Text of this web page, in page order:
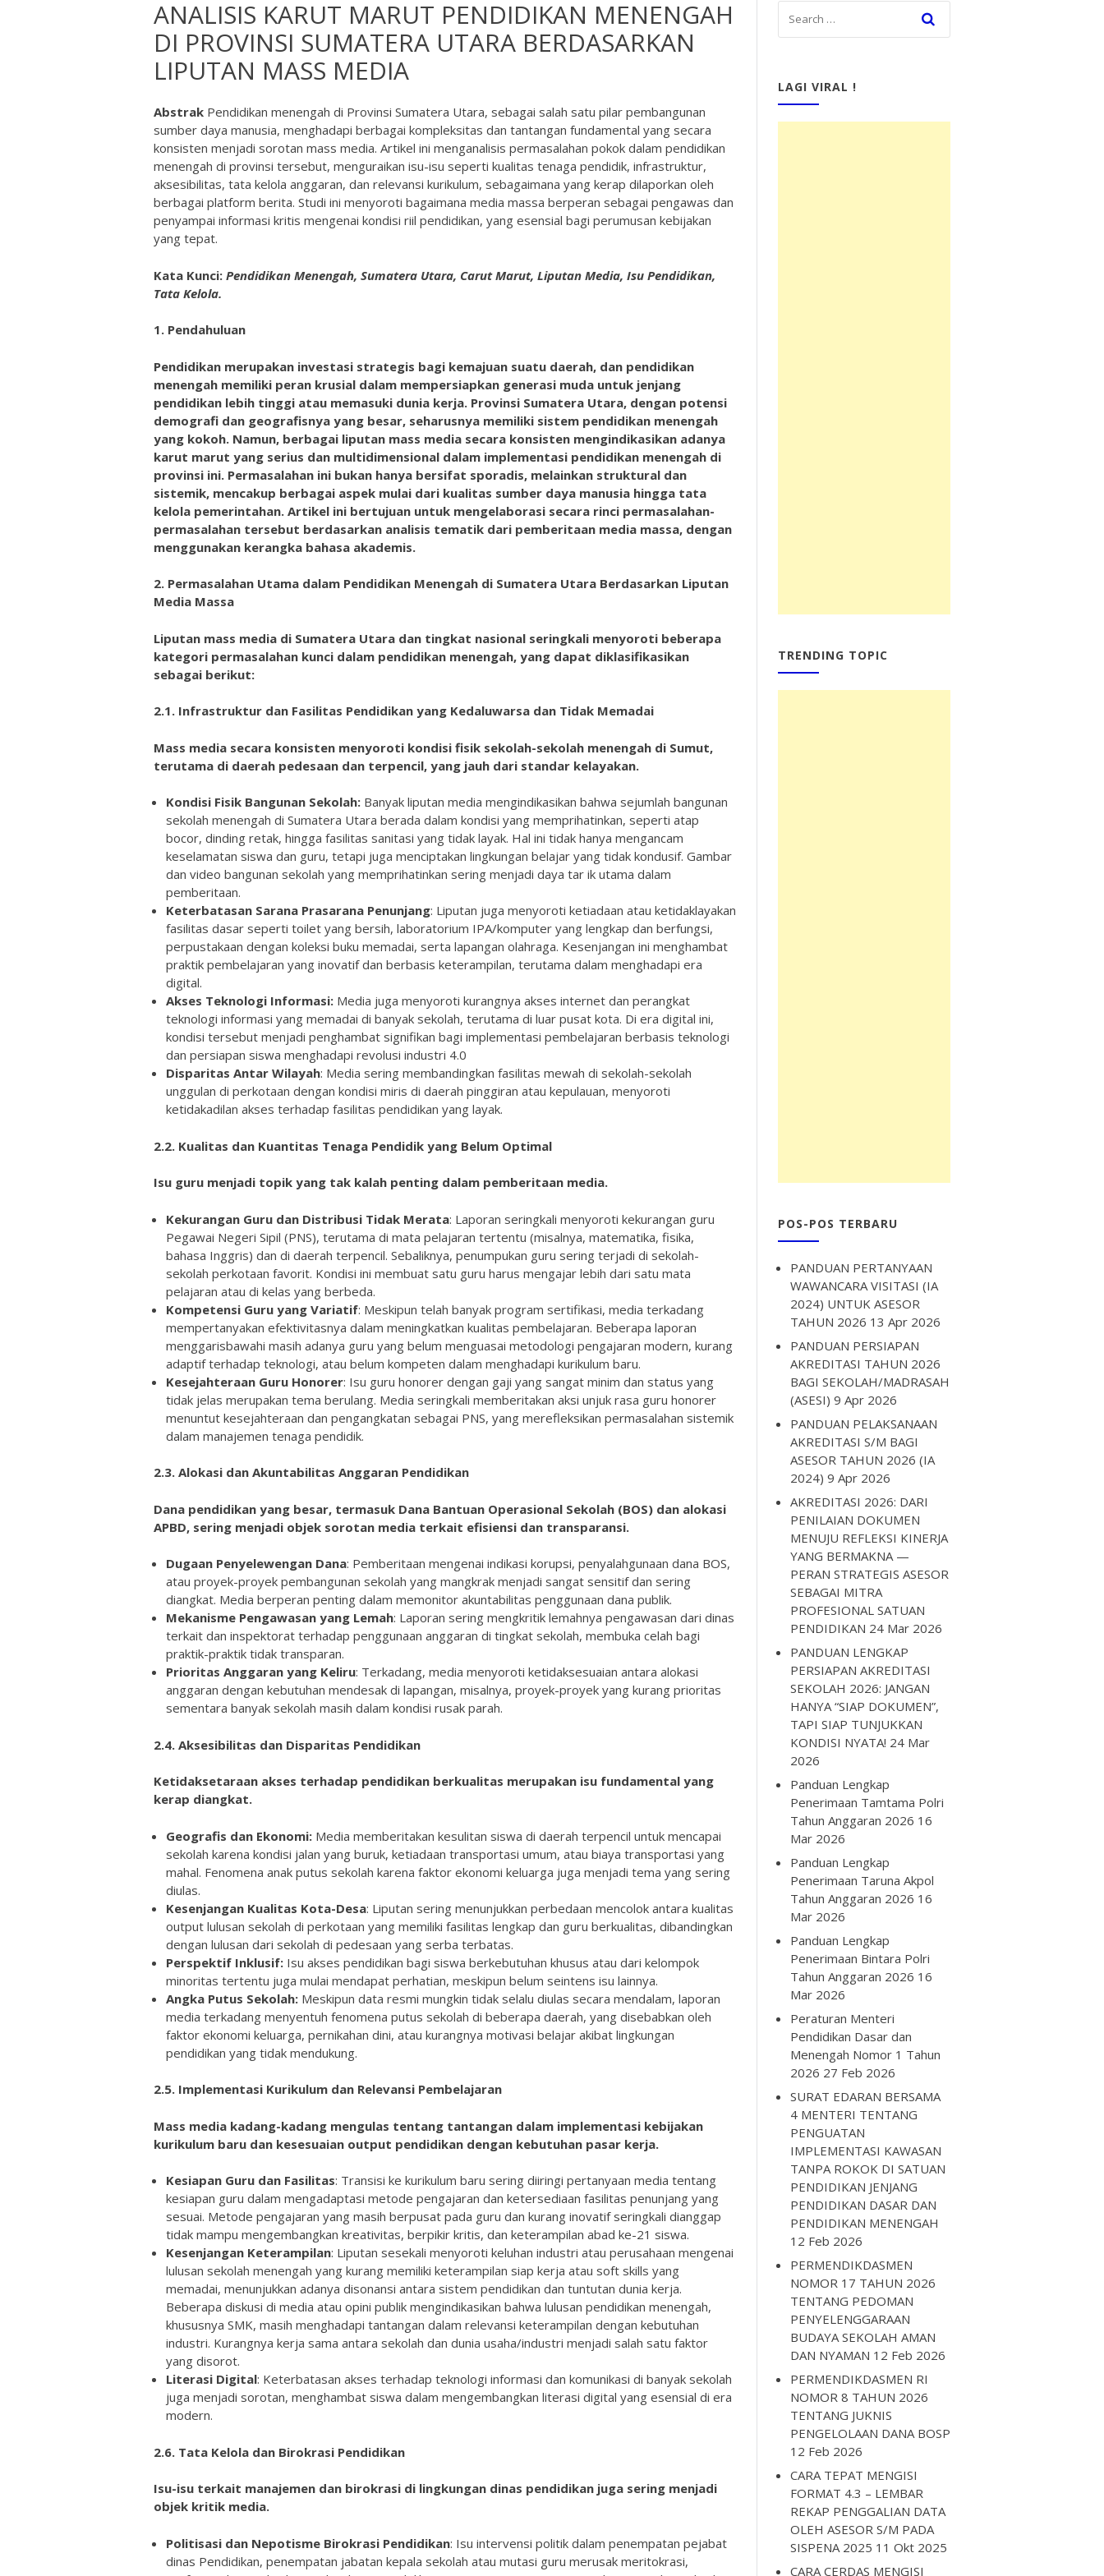
ANALISIS KARUT MARUT PENDIDIKAN MENENGAH
DI PROVINSI SUMATERA UTARA BERDASARKAN
LIPUTAN MASS MEDIA
Abstrak Pendidikan menengah di Provinsi Sumatera Utara, sebagai salah satu pilar pembangunan
sumber daya manusia, menghadapi berbagai kompleksitas dan tantangan fundamental yang secara
konsisten menjadi sorotan mass media. Artikel ini menganalisis permasalahan pokok dalam pendidikan
menengah di provinsi tersebut, menguraikan isu-isu seperti kualitas tenaga pendidik, infrastruktur,
aksesibilitas, tata kelola anggaran, dan relevansi kurikulum, sebagaimana yang kerap dilaporkan oleh
berbagai platform berita. Studi ini menyoroti bagaimana media massa berperan sebagai pengawas dan
penyampai informasi kritis mengenai kondisi riil pendidikan, yang esensial bagi perumusan kebijakan
yang tepat.
Kata Kunci: Pendidikan Menengah, Sumatera Utara, Carut Marut, Liputan Media, Isu Pendidikan,
Tata Kelola.
1. Pendahuluan
Pendidikan merupakan investasi strategis bagi kemajuan suatu daerah, dan pendidikan
menengah memiliki peran krusial dalam mempersiapkan generasi muda untuk jenjang
pendidikan lebih tinggi atau memasuki dunia kerja. Provinsi Sumatera Utara, dengan potensi
demografi dan geografisnya yang besar, seharusnya memiliki sistem pendidikan menengah
yang kokoh. Namun, berbagai liputan mass media secara konsisten mengindikasikan adanya
karut marut yang serius dan multidimensional dalam implementasi pendidikan menengah di
provinsi ini. Permasalahan ini bukan hanya bersifat sporadis, melainkan struktural dan
sistemik, mencakup berbagai aspek mulai dari kualitas sumber daya manusia hingga tata
kelola pemerintahan. Artikel ini bertujuan untuk mengelaborasi secara rinci permasalahan-
permasalahan tersebut berdasarkan analisis tematik dari pemberitaan media massa, dengan
menggunakan kerangka bahasa akademis.
2. Permasalahan Utama dalam Pendidikan Menengah di Sumatera Utara Berdasarkan Liputan
Media Massa
Liputan mass media di Sumatera Utara dan tingkat nasional seringkali menyoroti beberapa
kategori permasalahan kunci dalam pendidikan menengah, yang dapat diklasifikasikan
sebagai berikut:
2.1. Infrastruktur dan Fasilitas Pendidikan yang Kedaluwarsa dan Tidak Memadai
Mass media secara konsisten menyoroti kondisi fisik sekolah-sekolah menengah di Sumut,
terutama di daerah pedesaan dan terpencil, yang jauh dari standar kelayakan.
Kondisi Fisik Bangunan Sekolah: Banyak liputan media mengindikasikan bahwa sejumlah bangunan
sekolah menengah di Sumatera Utara berada dalam kondisi yang memprihatinkan, seperti atap
bocor, dinding retak, hingga fasilitas sanitasi yang tidak layak. Hal ini tidak hanya mengancam
keselamatan siswa dan guru, tetapi juga menciptakan lingkungan belajar yang tidak kondusif. Gambar
dan video bangunan sekolah yang memprihatinkan sering menjadi daya tar ik utama dalam
pemberitaan.
Keterbatasan Sarana Prasarana Penunjang: Liputan juga menyoroti ketiadaan atau ketidaklayakan
fasilitas dasar seperti toilet yang bersih, laboratorium IPA/komputer yang lengkap dan berfungsi,
perpustakaan dengan koleksi buku memadai, serta lapangan olahraga. Kesenjangan ini menghambat
praktik pembelajaran yang inovatif dan berbasis keterampilan, terutama dalam menghadapi era
digital.
Akses Teknologi Informasi: Media juga menyoroti kurangnya akses internet dan perangkat
teknologi informasi yang memadai di banyak sekolah, terutama di luar pusat kota. Di era digital ini,
kondisi tersebut menjadi penghambat signifikan bagi implementasi pembelajaran berbasis teknologi
dan persiapan siswa menghadapi revolusi industri 4.0
Disparitas Antar Wilayah: Media sering membandingkan fasilitas mewah di sekolah-sekolah
unggulan di perkotaan dengan kondisi miris di daerah pinggiran atau kepulauan, menyoroti
ketidakadilan akses terhadap fasilitas pendidikan yang layak.
2.2. Kualitas dan Kuantitas Tenaga Pendidik yang Belum Optimal
Isu guru menjadi topik yang tak kalah penting dalam pemberitaan media.
Kekurangan Guru dan Distribusi Tidak Merata: Laporan seringkali menyoroti kekurangan guru
Pegawai Negeri Sipil (PNS), terutama di mata pelajaran tertentu (misalnya, matematika, fisika,
bahasa Inggris) dan di daerah terpencil. Sebaliknya, penumpukan guru sering terjadi di sekolah-
sekolah perkotaan favorit. Kondisi ini membuat satu guru harus mengajar lebih dari satu mata
pelajaran atau di kelas yang berbeda.
Kompetensi Guru yang Variatif: Meskipun telah banyak program sertifikasi, media terkadang
mempertanyakan efektivitasnya dalam meningkatkan kualitas pembelajaran. Beberapa laporan
menggarisbawahi masih adanya guru yang belum menguasai metodologi pengajaran modern, kurang
adaptif terhadap teknologi, atau belum kompeten dalam menghadapi kurikulum baru.
Kesejahteraan Guru Honorer: Isu guru honorer dengan gaji yang sangat minim dan status yang
tidak jelas merupakan tema berulang. Media seringkali memberitakan aksi unjuk rasa guru honorer
menuntut kesejahteraan dan pengangkatan sebagai PNS, yang merefleksikan permasalahan sistemik
dalam manajemen tenaga pendidik.
2.3. Alokasi dan Akuntabilitas Anggaran Pendidikan
Dana pendidikan yang besar, termasuk Dana Bantuan Operasional Sekolah (BOS) dan alokasi
APBD, sering menjadi objek sorotan media terkait efisiensi dan transparansi.
Dugaan Penyelewengan Dana: Pemberitaan mengenai indikasi korupsi, penyalahgunaan dana BOS,
atau proyek-proyek pembangunan sekolah yang mangkrak menjadi sangat sensitif dan sering
diangkat. Media berperan penting dalam memonitor akuntabilitas penggunaan dana publik.
Mekanisme Pengawasan yang Lemah: Laporan sering mengkritik lemahnya pengawasan dari dinas
terkait dan inspektorat terhadap penggunaan anggaran di tingkat sekolah, membuka celah bagi
praktik-praktik tidak transparan.
Prioritas Anggaran yang Keliru: Terkadang, media menyoroti ketidaksesuaian antara alokasi
anggaran dengan kebutuhan mendesak di lapangan, misalnya, proyek-proyek yang kurang prioritas
sementara banyak sekolah masih dalam kondisi rusak parah.
2.4. Aksesibilitas dan Disparitas Pendidikan
Ketidaksetaraan akses terhadap pendidikan berkualitas merupakan isu fundamental yang
kerap diangkat.
Geografis dan Ekonomi: Media memberitakan kesulitan siswa di daerah terpencil untuk mencapai
sekolah karena kondisi jalan yang buruk, ketiadaan transportasi umum, atau biaya transportasi yang
mahal. Fenomena anak putus sekolah karena faktor ekonomi keluarga juga menjadi tema yang sering
diulas.
Kesenjangan Kualitas Kota-Desa: Liputan sering menunjukkan perbedaan mencolok antara kualitas
output lulusan sekolah di perkotaan yang memiliki fasilitas lengkap dan guru berkualitas, dibandingkan
dengan lulusan dari sekolah di pedesaan yang serba terbatas.
Perspektif Inklusif: Isu akses pendidikan bagi siswa berkebutuhan khusus atau dari kelompok
minoritas tertentu juga mulai mendapat perhatian, meskipun belum seintens isu lainnya.
Angka Putus Sekolah: Meskipun data resmi mungkin tidak selalu diulas secara mendalam, laporan
media terkadang menyentuh fenomena putus sekolah di beberapa daerah, yang disebabkan oleh
faktor ekonomi keluarga, pernikahan dini, atau kurangnya motivasi belajar akibat lingkungan
pendidikan yang tidak mendukung.
2.5. Implementasi Kurikulum dan Relevansi Pembelajaran
Mass media kadang-kadang mengulas tentang tantangan dalam implementasi kebijakan
kurikulum baru dan kesesuaian output pendidikan dengan kebutuhan pasar kerja.
Kesiapan Guru dan Fasilitas: Transisi ke kurikulum baru sering diiringi pertanyaan media tentang
kesiapan guru dalam mengadaptasi metode pengajaran dan ketersediaan fasilitas penunjang yang
sesuai. Metode pengajaran yang masih berpusat pada guru dan kurang inovatif seringkali dianggap
tidak mampu mengembangkan kreativitas, berpikir kritis, dan keterampilan abad ke-21 siswa.
Kesenjangan Keterampilan: Liputan sesekali menyoroti keluhan industri atau perusahaan mengenai
lulusan sekolah menengah yang kurang memiliki keterampilan siap kerja atau soft skills yang
memadai, menunjukkan adanya disonansi antara sistem pendidikan dan tuntutan dunia kerja.
Beberapa diskusi di media atau opini publik mengindikasikan bahwa lulusan pendidikan menengah,
khususnya SMK, masih menghadapi tantangan dalam relevansi keterampilan dengan kebutuhan
industri. Kurangnya kerja sama antara sekolah dan dunia usaha/industri menjadi salah satu faktor
yang disorot.
Literasi Digital: Keterbatasan akses terhadap teknologi informasi dan komunikasi di banyak sekolah
juga menjadi sorotan, menghambat siswa dalam mengembangkan literasi digital yang esensial di era
modern.
2.6. Tata Kelola dan Birokrasi Pendidikan
Isu-isu terkait manajemen dan birokrasi di lingkungan dinas pendidikan juga sering menjadi
objek kritik media.
Politisasi dan Nepotisme Birokrasi Pendidikan: Isu intervensi politik dalam penempatan pejabat
dinas Pendidikan, penempatan jabatan kepala sekolah atau mutasi guru merusak meritokrasi,
LAGI VIRAL !
TRENDING TOPIC
POS-POS TERBARU
PANDUAN PERTANYAAN
WAWANCARA VISITASI (IA
2024) UNTUK ASESOR
TAHUN 2026 13 Apr 2026
PANDUAN PERSIAPAN
AKREDITASI TAHUN 2026
BAGI SEKOLAH/MADRASAH
(ASESI) 9 Apr 2026
PANDUAN PELAKSANAAN
AKREDITASI S/M BAGI
ASESOR TAHUN 2026 (IA
2024) 9 Apr 2026
AKREDITASI 2026: DARI
PENILAIAN DOKUMEN
MENUJU REFLEKSI KINERJA
YANG BERMAKNA —
PERAN STRATEGIS ASESOR
SEBAGAI MITRA
PROFESIONAL SATUAN
PENDIDIKAN 24 Mar 2026
PANDUAN LENGKAP
PERSIAPAN AKREDITASI
SEKOLAH 2026: JANGAN
HANYA “SIAP DOKUMEN”,
TAPI SIAP TUNJUKKAN
KONDISI NYATA! 24 Mar
2026
Panduan Lengkap
Penerimaan Tamtama Polri
Tahun Anggaran 2026 16
Mar 2026
Panduan Lengkap
Penerimaan Taruna Akpol
Tahun Anggaran 2026 16
Mar 2026
Panduan Lengkap
Penerimaan Bintara Polri
Tahun Anggaran 2026 16
Mar 2026
Peraturan Menteri
Pendidikan Dasar dan
Menengah Nomor 1 Tahun
2026 27 Feb 2026
SURAT EDARAN BERSAMA
4 MENTERI TENTANG
PENGUATAN
IMPLEMENTASI KAWASAN
TANPA ROKOK DI SATUAN
PENDIDIKAN JENJANG
PENDIDIKAN DASAR DAN
PENDIDIKAN MENENGAH
12 Feb 2026
PERMENDIKDASMEN
NOMOR 17 TAHUN 2026
TENTANG PEDOMAN
PENYELENGGARAAN
BUDAYA SEKOLAH AMAN
DAN NYAMAN 12 Feb 2026
PERMENDIKDASMEN RI
NOMOR 8 TAHUN 2026
TENTANG JUKNIS
PENGELOLAAN DANA BOSP
12 Feb 2026
CARA TEPAT MENGISI
FORMAT 4.3 – LEMBAR
REKAP PENGGALIAN DATA
OLEH ASESOR S/M PADA
SISPENA 2025 11 Okt 2025
CARA CERDAS MENGISI